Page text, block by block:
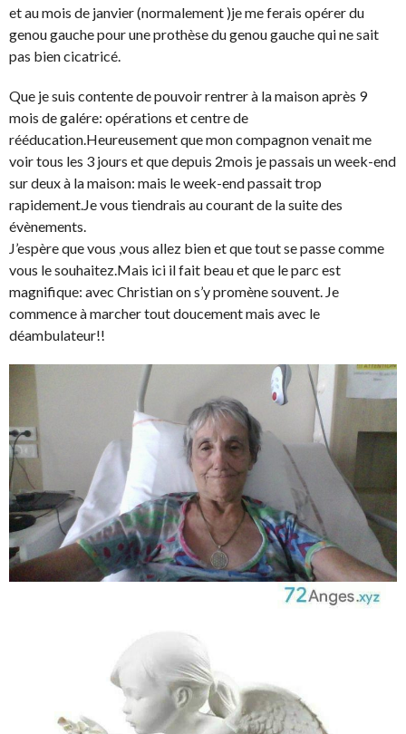
et au mois de janvier (normalement )je me ferais opérer du
genou gauche pour une prothèse du genou gauche qui ne sait
pas bien cicatricé.
Que je suis contente de pouvoir rentrer à la maison après 9
mois de galére: opérations et centre de
rééducation.Heureusement que mon compagnon venait me
voir tous les 3 jours et que depuis 2mois je passais un week-end
sur deux à la maison: mais le week-end passait trop
rapidement.Je vous tiendrais au courant de la suite des
évènements.
J’espère que vous ,vous allez bien et que tout se passe comme
vous le souhaitez.Mais ici il fait beau et que le parc est
magnifique: avec Christian on s’y promène souvent. Je
commence à marcher tout doucement mais avec le
déambulateur!!